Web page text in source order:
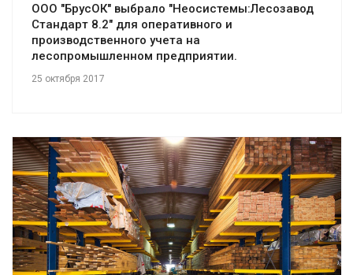
ООО "БрусОК" выбрало "Неосистемы:Лесозавод
Стандарт 8.2" для оперативного и
производственного учета на
лесопромышленном предприятии.
25 октября 2017
Смотреть проект